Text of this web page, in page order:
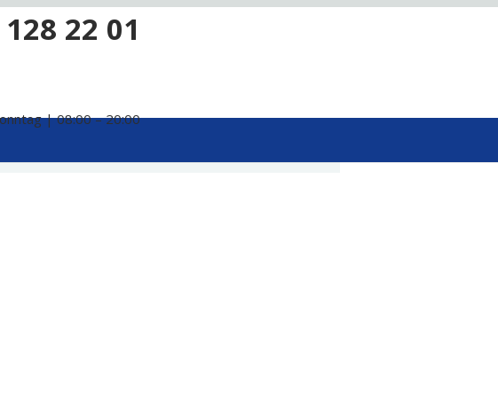
22 01
| 08:00 – 20:00